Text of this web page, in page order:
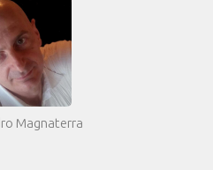
Magnaterra